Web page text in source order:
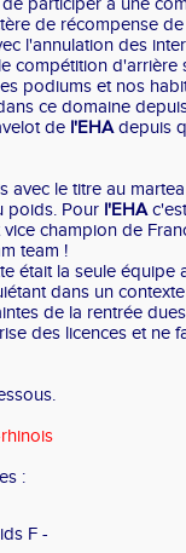
participer à une
de récompense
l'annulation des
compétition d'arrière
podiums et nos
ce domaine
de l'EHAdepuis
avec le titre au
poids. Pour l'EHA
champion de
team !
était la seule équipe
dans un
de la rentrée
des licences et ne
:
F -